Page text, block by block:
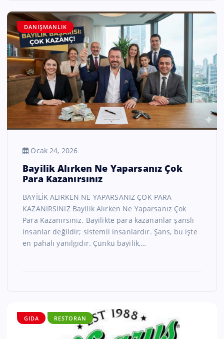
DANIŞMANLIK
Ocak 24, 2026
Bayilik Alırken Ne Yaparsanız Çok
Para Kazanırsınız
BAYİLİK ALIRKEN NE YAPARSANIZ ÇOK PARA
KAZANIRSINIZ Bayilik Alırken Ne Yaparsanız Çok
Para Kazanırsınız. Bayilikte para kazananlar şanslı
insanlar değildir; sistemli insanlardır. Şans, bu işte
en pahalı yanılgıdır. Çünkü bayilik,…
GIDA RESTORAN